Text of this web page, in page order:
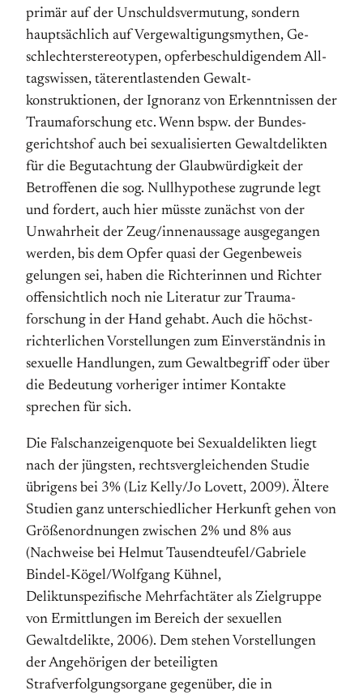
primär auf der Unschuldsvermutung, sondern
hauptsächlich auf Vergewaltigungs­mythen, Ge­
schlechter­stereo­typen, opfer­be­schuldigendem All­
tags­wissen, täter­ent­lastenden Gewalt­
konstruktionen, der Ignoranz von Er­kenntnissen der
Trauma­forschung etc. Wenn bspw. der Bundes­
gericht­shof auch bei sexualisierten Gewalt­delikten
für die Begutachtung der Glaub­würdigkeit der
Betroffenen die sog. Null­hypothese zugrunde legt
und fordert, auch hier müsste zunächst von der
Unwahrheit der Zeug/innenaussage aus­ge­gangen
werden, bis dem Opfer quasi der Gegen­beweis
gelungen sei, haben die Richterinnen und Richter
offen­sichtlich noch nie Literatur zur Trauma­
forschung in der Hand gehabt. Auch die höchst­
richter­lichen Vorstellungen zum Einverständnis in
sexuelle Handlungen, zum Gewalt­begriff oder über
die Bedeutung vorheriger intimer Kontakte
sprechen für sich.
Die Falschanzeigenquote bei Sexualdelikten liegt
nach der jüngsten, rechts­ver­gleichenden Studie
übrigens bei 3% (Liz Kelly/Jo Lovett, 2009). Ältere
Studien ganz unter­schiedlicher Herkunft gehen von
Größen­ordnungen zwischen 2% und 8% aus
(Nachweise bei Helmut Tausendteufel/Gabriele
Bindel-Kögel/Wolfgang Kühnel,
Deliktunspezifische Mehrfachtäter als Zielgruppe
von Ermittlungen im Bereich der sexuellen
Gewaltdelikte, 2006). Dem stehen Vorstellungen
der Angehörigen der beteiligten
Strafverfolgungsorgane gegenüber, die in